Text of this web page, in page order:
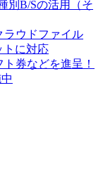
別B/Sの活用（そ
ラウドファイル
トに対応
券などを進呈！